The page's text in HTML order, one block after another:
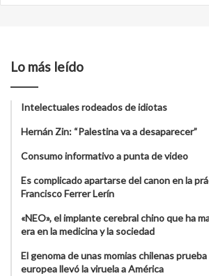
Lo más leído
Intelectuales rodeados de idiotas
Hernán Zin: “Palestina va a desaparecer”
Consumo informativo a punta de video
Es complicado apartarse del canon en la
Francisco Ferrer Lerín
«NEO», el implante cerebral chino que ha
era en la medicina y la sociedad
El genoma de unas momias chilenas
europea llevó la viruela a América